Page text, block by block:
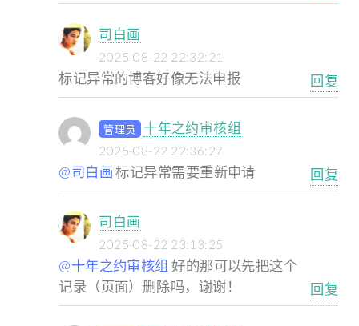
司白画
2025-08-22 22:32:21
标记异常的博客好像无法申报 回复
管理员 十年之约审核组
2025-08-22 22:36:27
@司白画标记异常需要重新申请 回复
司白画
2025-08-22 23:13:25
@十年之约审核组 好的那可以先把这个
记录（页面）删除吗，谢谢！
回复